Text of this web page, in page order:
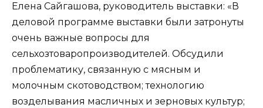
Елена Сайгашова, руководитель выставки: «В
деловой программе выставки были затронуты
очень важные вопросы для
сельхозтоваропроизводителей. Обсудили
проблематику, связанную с мясным и
молочным скотоводством; технологию
возделывания масличных и зерновых культур;